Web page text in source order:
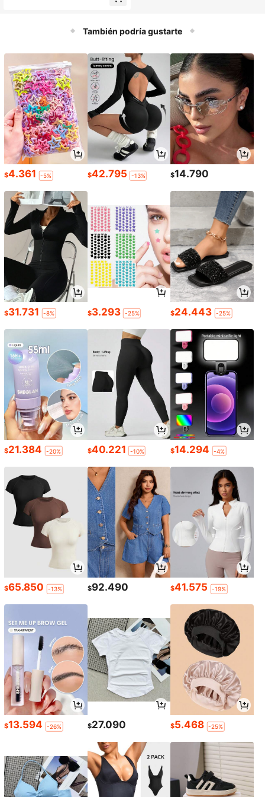
También podría gustarte
$4.361 -5% $42.795 -13% $14.790
$31.731 -8% $3.293 -25% $24.443 -25%
$21.384 -20% $40.221 -10% $14.294 -4%
$65.850 -13% $92.490 $41.575 -19%
$13.594 -26% $27.090 $5.468 -25%